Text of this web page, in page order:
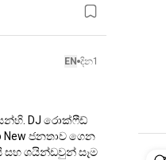
EN දින1
DJ රොක්ෆීඩ්
New ජනතාව ගෙන
සහ ශයින්ඩවුන් සෑම